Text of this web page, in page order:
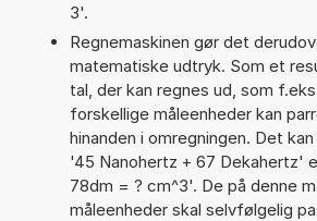
3'.
Regnemaskinen gør det
matematiske udtryk. Som et
tal, der kan regnes ud, som
forskellige måleenheder kan
hinanden i omregningen. Det
'45 Nanohertz + 67 Dekahertz'
78dm = ? cm^3'. De på denne
måleenheder skal selvfølgelig